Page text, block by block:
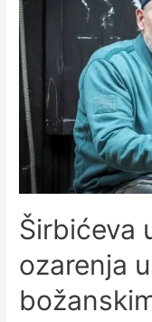
Širbićeva
ozarenja